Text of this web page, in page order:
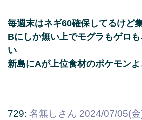
毎週末はネギ60確保してるけど
Bにしか無い上でモグラもゲロ
い
新島にAが上位食材のポケモン
729: 名無しさん 2024/07/05(